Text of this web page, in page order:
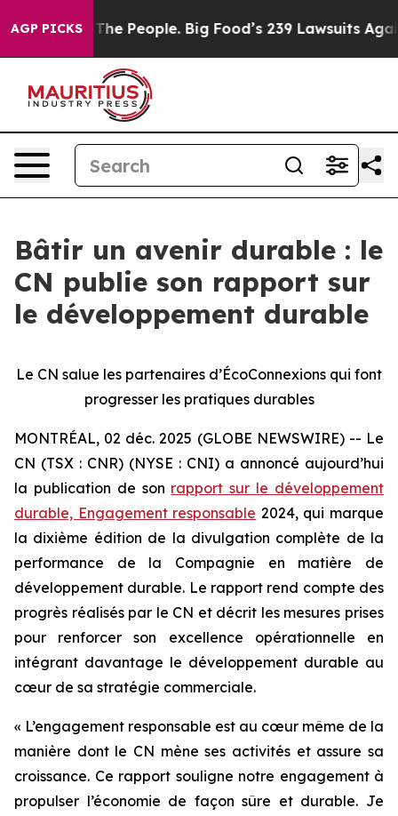
AGP PICKS
vs. The People. Big Food’s 239 Lawsuits Against
Bâtir un avenir durable : le
CN publie son rapport sur
le développement durable
Le CN salue les partenaires d’ÉcoConnexions qui font
progresser les pratiques durables
MONTRÉAL, 02 déc. 2025 (GLOBE NEWSWIRE) -- Le
CN (TSX : CNR) (NYSE : CNI) a annoncé aujourd’hui
la publication de son rapport sur le développement
durable, Engagement responsable 2024, qui marque
la dixième édition de la divulgation complète de la
performance de la Compagnie en matière de
développement durable. Le rapport rend compte des
progrès réalisés par le CN et décrit les mesures prises
pour renforcer son excellence opérationnelle en
intégrant davantage le développement durable au
cœur de sa stratégie commerciale.
« L’engagement responsable est au cœur même de la
manière dont le CN mène ses activités et assure sa
croissance. Ce rapport souligne notre engagement à
propulser l’économie de façon sûre et durable. Je